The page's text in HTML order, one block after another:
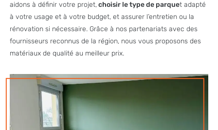
aidons à définir votre projet, choisir le type de parquet adapté
à votre usage et à votre budget, et assurer l’entretien ou la
rénovation si nécessaire. Grâce à nos partenariats avec des
fournisseurs reconnus de la région, nous vous proposons des
matériaux de qualité au meilleur prix.